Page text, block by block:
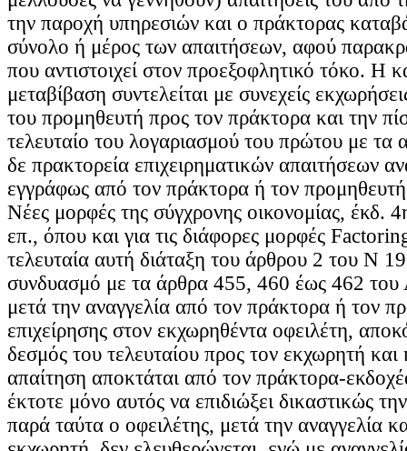
την παροχή υπηρεσιών και ο πράκτορας
σύνολο ή μέρος των απαιτήσεων, αφού
που αντιστοιχεί στον προεξοφλητικό τόκο. Η
μεταβίβαση συντελείται με συνεχείς
του προμηθευτή προς τον πράκτορα και την
τελευταίο του λογαριασμού του πρώτου με τα
δε πρακτορεία επιχειρηματικών απαιτήσεων
εγγράφως από τον πράκτορα ή τον
Νέες μορφές της σύγχρονης οικονομίας, έκδ.
επ., όπου και για τις διάφορες μορφές
τελευταία αυτή διάταξη του άρθρου 2 του Ν
συνδυασμό με τα άρθρα 455, 460 έως 462 του
μετά την αναγγελία από τον πράκτορα ή τον
επιχείρησης στον εκχωρηθέντα οφειλέτη,
δεσμός του τελευταίου προς τον εκχωρητή
απαίτηση αποκτάται από τον πράκτορα-
έκτοτε μόνο αυτός να επιδιώξει δικαστικώς
παρά ταύτα ο οφειλέτης, μετά την αναγγελία